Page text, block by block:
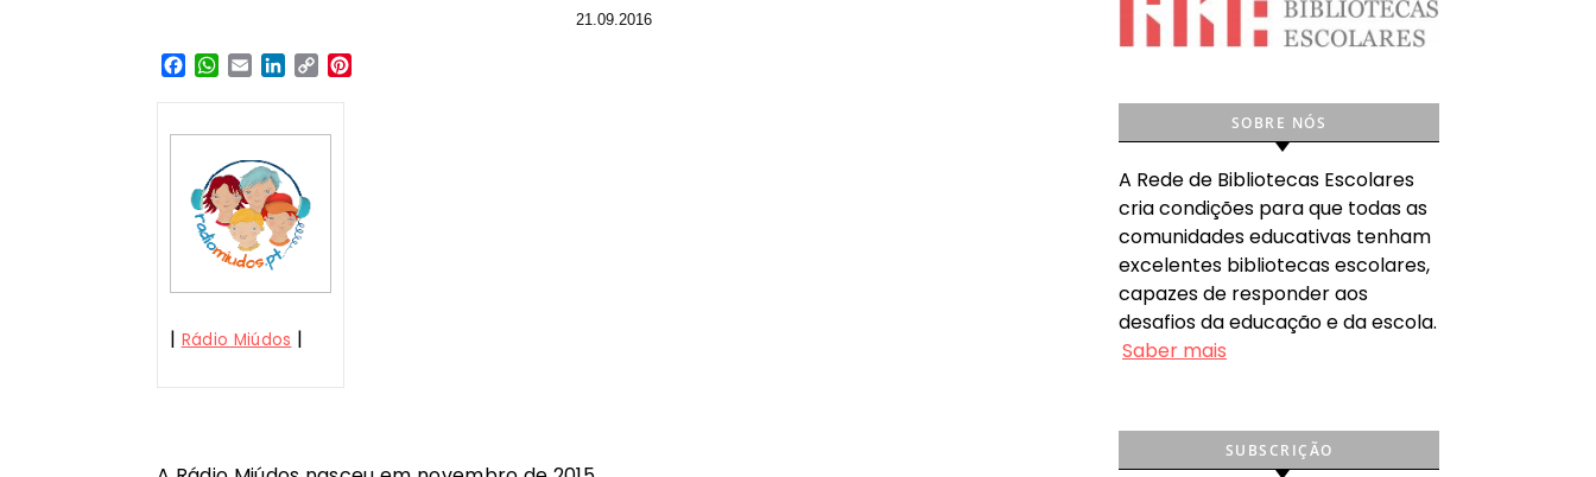
21.09.2016
Facebook
WhatsApp
EmailLinkedIn
Copy
| Rádio Miúdos |
SOBRE NÓS
A Rede de Bibliotecas Escolares
cria condições para que todas as
comunidades educativas tenham
excelentes bibliotecas escolares,
capazes de responder aos
desafios da educação e da escola.
Saber mais
SUBSCRIÇÃO